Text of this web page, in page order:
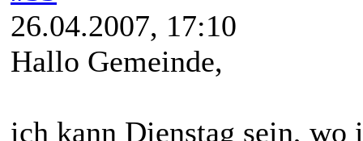
26.04.2007, 17:10
Hallo Gemeinde,
ich kann Dienstag sein,